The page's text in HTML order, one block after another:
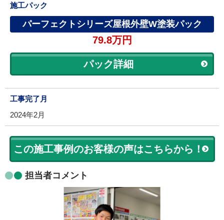
施工パック
パーフェクトシリーズ屋根外壁W塗装パック
79.8万円
パック詳細
工事完了月
2024年2月
この施工事例のお客様の声はこちらから！
担当者コメント